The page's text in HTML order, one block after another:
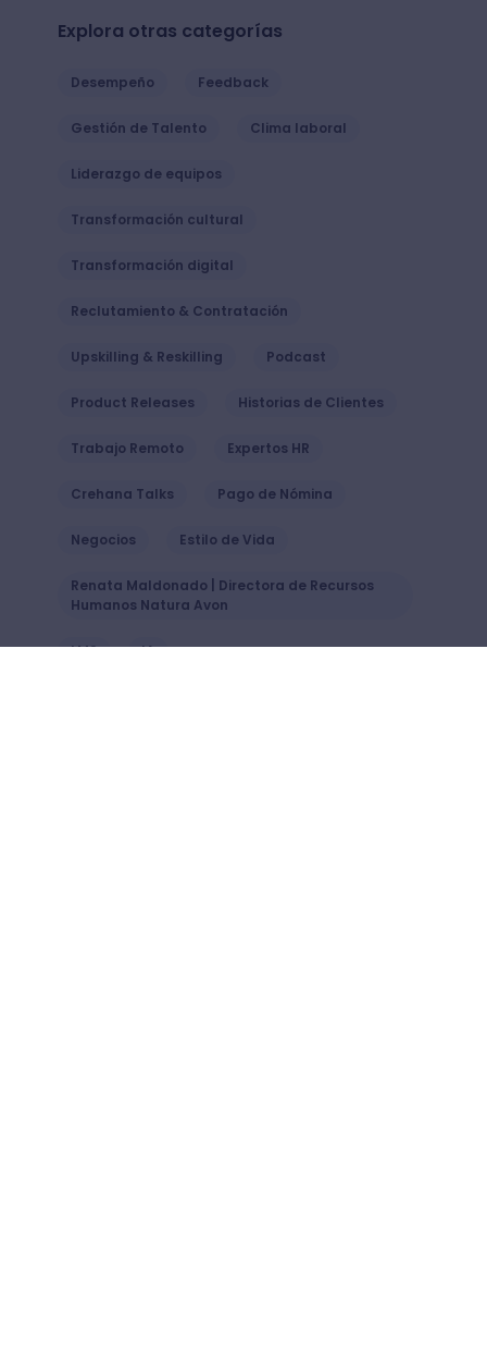
Explora otras categorías
Desempeño Feedback
Gestión de Talento Clima laboral
Liderazgo de equipos
Transformación cultural
Transformación digital
Reclutamiento & Contratación
Upskilling & Reskilling Podcast
Product Releases Historias de Clientes
Trabajo Remoto Expertos HR
Crehana Talks Pago de Nómina
Negocios Estilo de Vida
Renata Maldonado | Directora de Recursos
Humanos Natura Avon
LMS IA